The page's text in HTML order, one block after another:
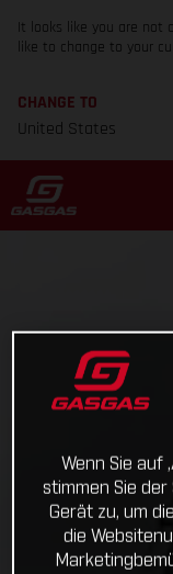
It looks like you are not
like to change to your
CHANGE TO
United States
Wenn Sie auf
stimmen Sie
Gerät zu, um
die